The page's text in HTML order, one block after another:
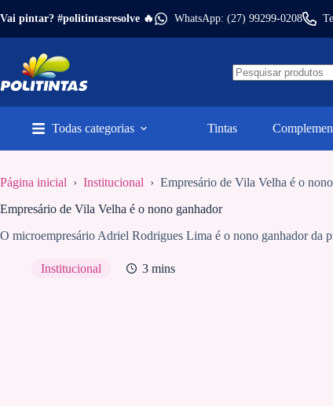
para
Vai pintar? #politintasresolve 🔥 WhatsApp: (27) 99299-0208
Todas categorias Tintas
Página inicial › Institucional › Empresário de Vila Velha é o
Empresário de Vila Velha é o nono ganhador
O microempresário Adriel Rodrigues Lima é o nono ganhador da
Institucional 3 mins